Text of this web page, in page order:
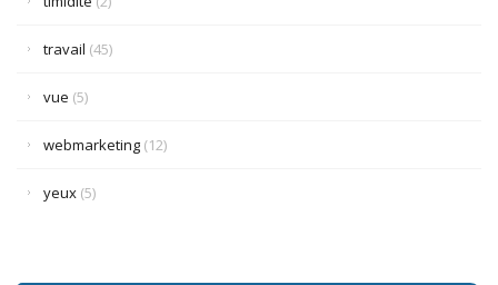
travail (45)
vue (5)
webmarketing (12)
yeux (5)